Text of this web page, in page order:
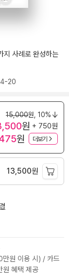
지 사례로 완성하는
20
15,000원, 10%
원 + 750원
원 더보기
13,500원
원 이용 시) / 카드
원 혜택 제공